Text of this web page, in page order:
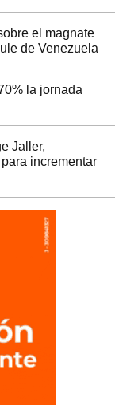
el magnate
de Venezuela
la jornada
Jaller,
incrementar